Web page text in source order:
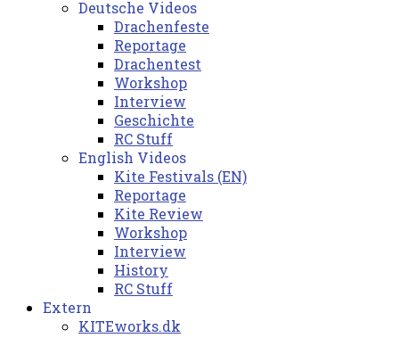
Deutsche Videos
Drachenfeste
Reportage
Drachentest
Workshop
Interview
Geschichte
RC Stuff
English Videos
Kite Festivals (EN)
Reportage
Kite Review
Workshop
Interview
History
RC Stuff
Extern
KITEworks.dk